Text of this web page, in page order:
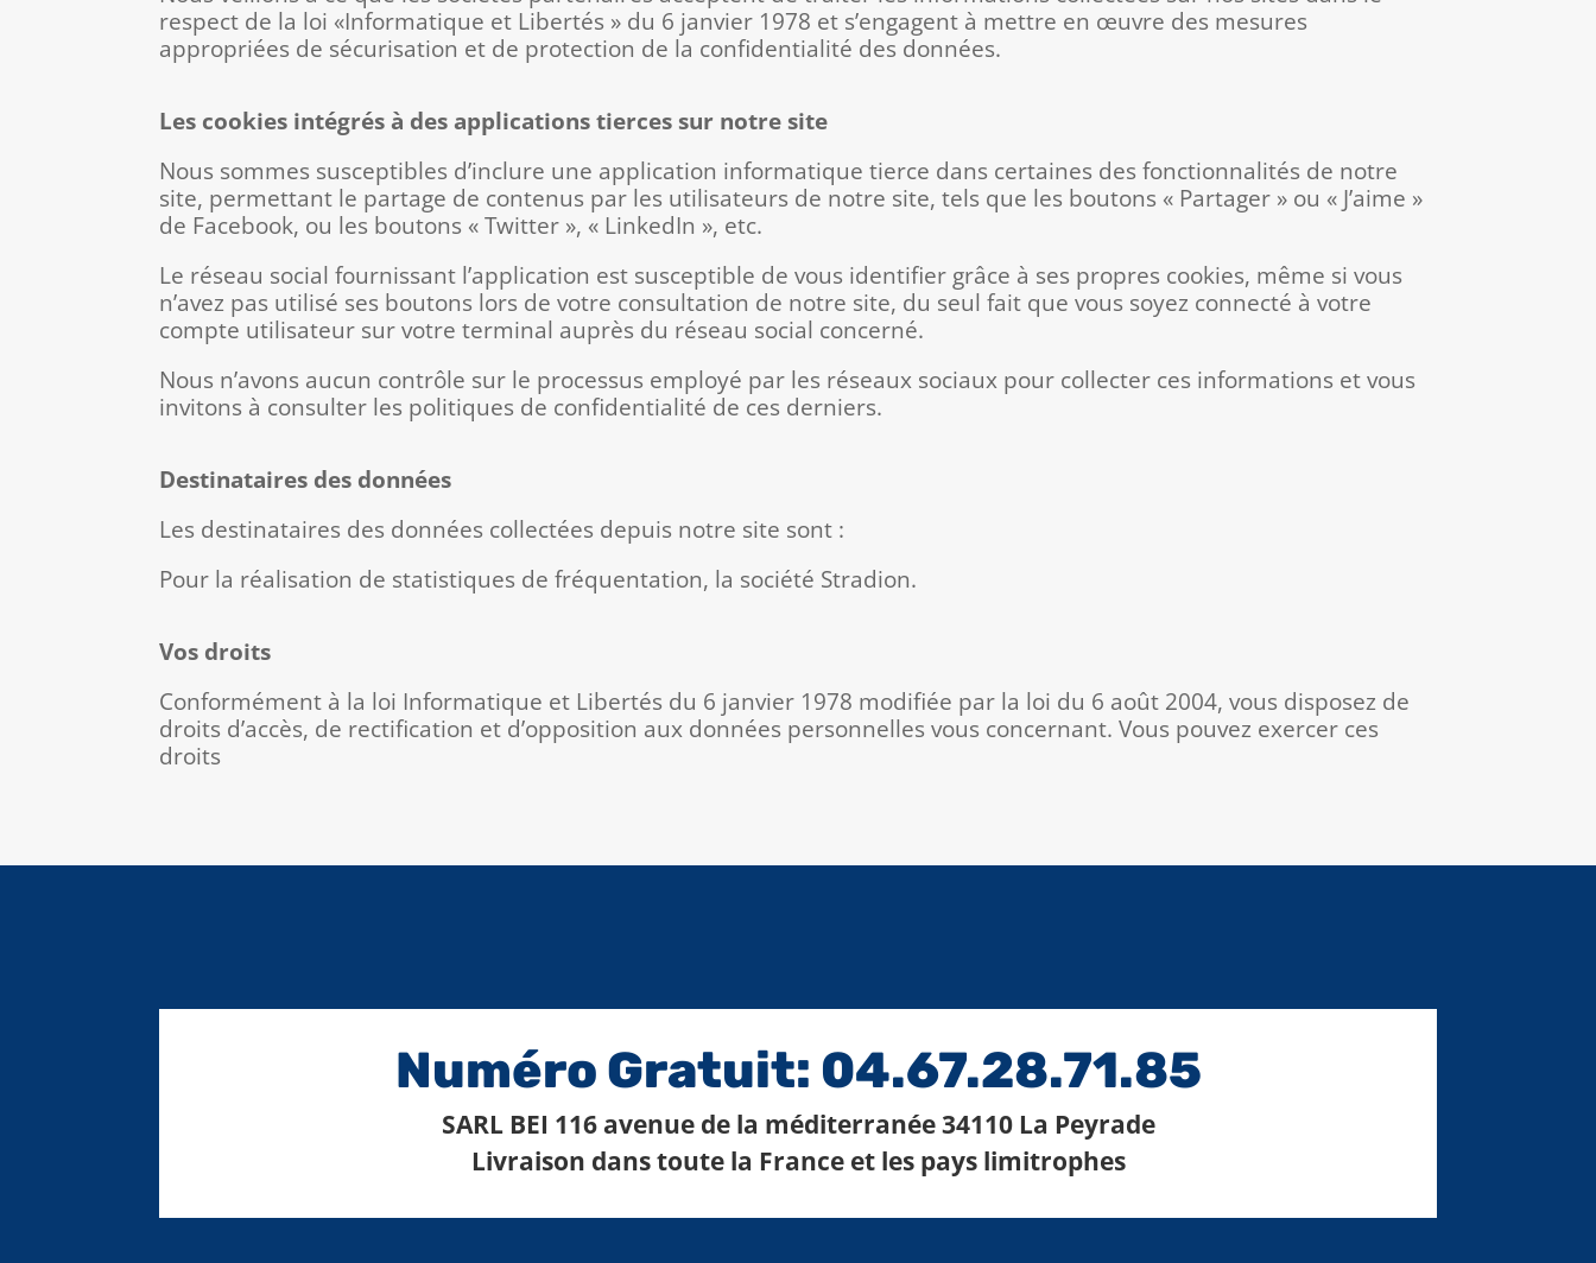
respect de la loi «Informatique et Libertés » du 6 janvier 1978 et s’engagent à mettre en œuvre des mesures
appropriées de sécurisation et de protection de la confidentialité des données.
Les cookies intégrés à des applications tierces sur notre site
Nous sommes susceptibles d’inclure une application informatique tierce dans certaines des fonctionnalités de notre
site, permettant le partage de contenus par les utilisateurs de notre site, tels que les boutons « Partager » ou « J’aime »
de Facebook, ou les boutons « Twitter », « LinkedIn », etc.
Le réseau social fournissant l’application est susceptible de vous identifier grâce à ses propres cookies, même si vous
n’avez pas utilisé ses boutons lors de votre consultation de notre site, du seul fait que vous soyez connecté à votre
compte utilisateur sur votre terminal auprès du réseau social concerné.
Nous n’avons aucun contrôle sur le processus employé par les réseaux sociaux pour collecter ces informations et vous
invitons à consulter les politiques de confidentialité de ces derniers.
Destinataires des données
Les destinataires des données collectées depuis notre site sont :
Pour la réalisation de statistiques de fréquentation, la société Stradion.
Vos droits
Conformément à la loi Informatique et Libertés du 6 janvier 1978 modifiée par la loi du 6 août 2004, vous disposez de
droits d’accès, de rectification et d’opposition aux données personnelles vous concernant. Vous pouvez exercer ces
droits
Numéro Gratuit: 04.67.28.71.85
SARL BEI 116 avenue de la méditerranée 34110 La Peyrade
Livraison dans toute la France et les pays limitrophes